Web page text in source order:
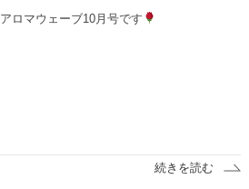
アロマウェーブ10月号です
続きを読む